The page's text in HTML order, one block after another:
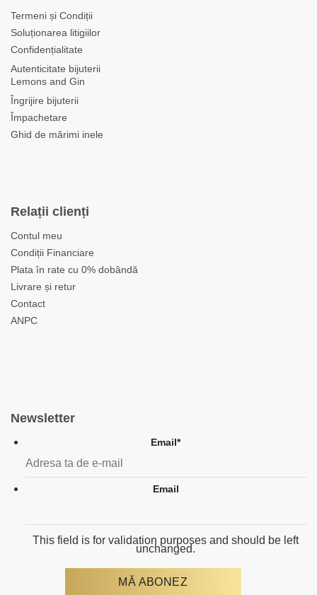
Termeni și Condiții
Soluționarea litigiilor
Confidențialitate
Autenticitate bijuterii
Lemons and Gin
Îngrijire bijuterii
Împachetare
Ghid de mărimi inele
Relații clienți
Contul meu
Condiții Financiare
Plata în rate cu 0% dobândă
Livrare și retur
Contact
ANPC
Newsletter
Email*
Email
This field is for validation purposes and should be left
unchanged.